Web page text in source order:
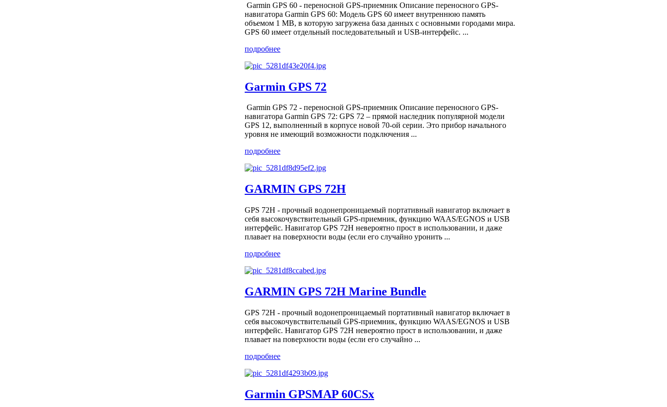
Garmin GPS 60 - переносной GPS-приемник Описание переносного GPS-
навигатора Garmin GPS 60: Модель GPS 60 имеет внутреннюю память
объемом 1 МВ, в которую загружена база данных с основными городами мира.
GPS 60 имеет отдельный последовательный и USB-интерфейс. ...
подробнее
Garmin GPS 72
Garmin GPS 72 - переносной GPS-приемник Описание переносного GPS-
навигатора Garmin GPS 72: GPS 72 – прямой наследник популярной модели
GPS 12, выполненный в корпусе новой 70-ой серии. Это прибор начального
уровня не имеющий возможности подключения ...
подробнее
GARMIN GPS 72H
GPS 72H - прочный водонепроницаемый портативный навигатор включает в
себя высокочувствительный GPS-приемник, функцию WAAS/EGNOS и USB
интерфейс. Навигатор GPS 72H невероятно прост в использовании, и даже
плавает на поверхности воды (если его случайно уронить ...
подробнее
GARMIN GPS 72H Marine Bundle
GPS 72H - прочный водонепроницаемый портативный навигатор включает в
себя высокочувствительный GPS-приемник, функцию WAAS/EGNOS и USB
интерфейс. Навигатор GPS 72H невероятно прост в использовании, и даже
плавает на поверхности воды (если его случайно ...
подробнее
Garmin GPSMAP 60CSx